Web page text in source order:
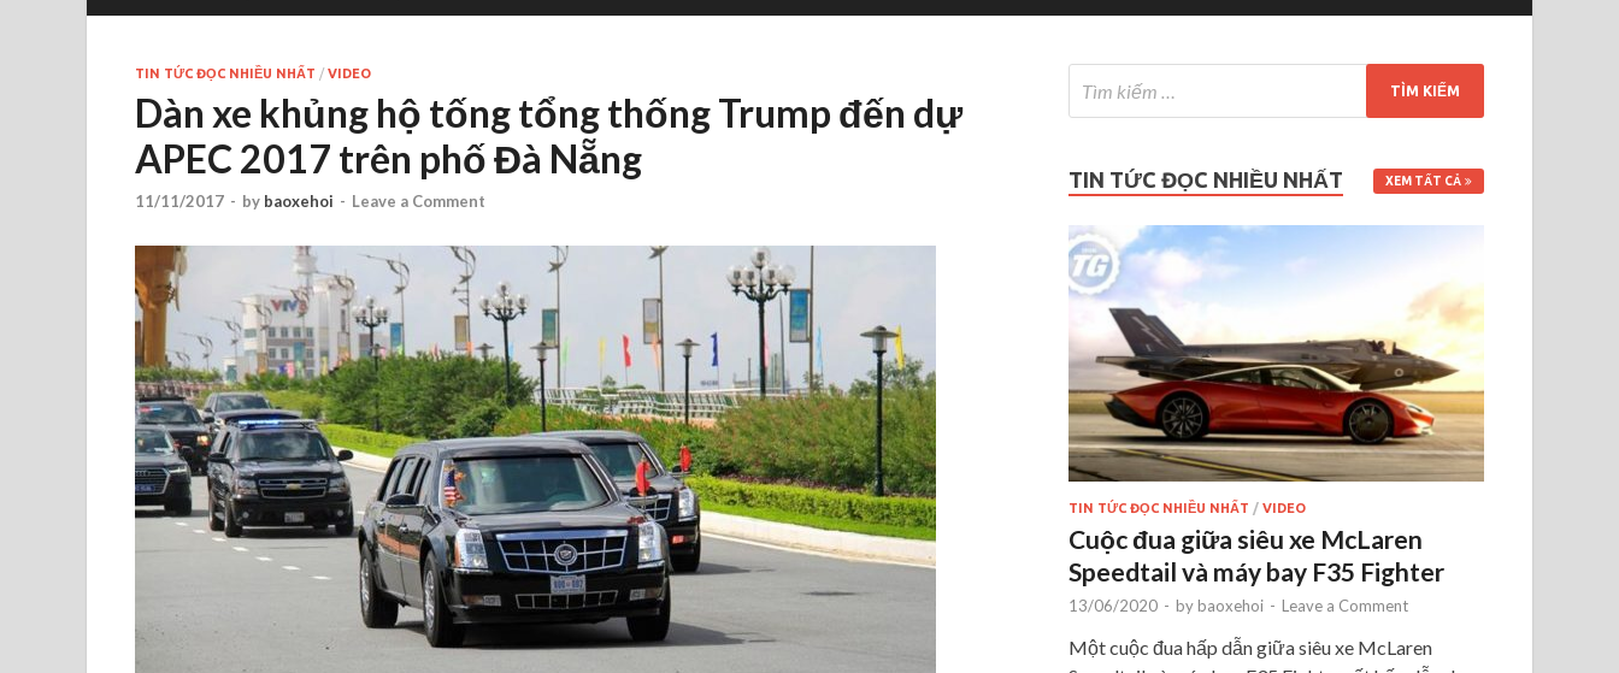
TIN TỨC ĐỌC NHIỀU NHẤT / VIDEO
Dàn xe khủng hộ tống tổng thống Trump đến dự
APEC 2017 trên phố Đà Nẵng
11/11/2017 - by baoxehoi - Leave a Comment
TIN TỨC ĐỌC NHIỀU NHẤT XEM TẤT CẢ
TIN TỨC ĐỌC NHIỀU NHẤT /VIDEO
Cuộc đua giữa siêu xe McLaren
Speedtail và máy bay F35 Fighter
13/06/2020 - by baoxehoi - Leave a Comment
Một cuộc đua hấp dẫn giữa siêu xe McLaren